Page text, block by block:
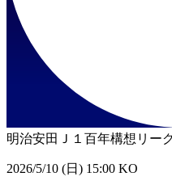
明治安田Ｊ１百年構想リー
2026/5/10 (日) 15:00 KO